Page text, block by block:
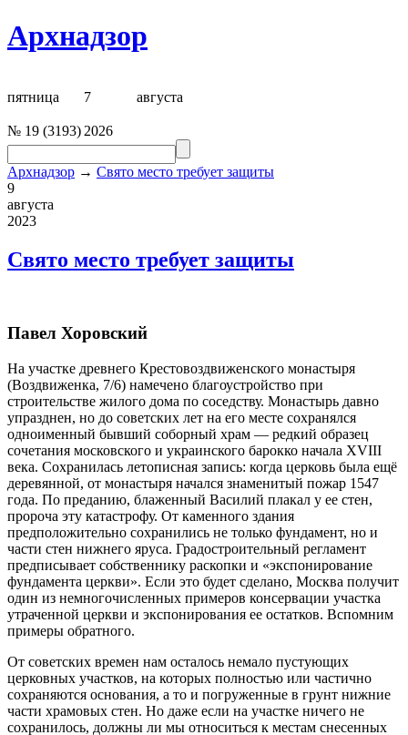
Архнадзор
пятница 7 августа
№ 19 (3193) 2026
Архнадзор → Свято место требует защиты
9
августа
2023
Свято место требует защиты
Павел Хоровский
На участке древнего Крестовоздвиженского монастыря
(Воздвиженка, 7/6) намечено благоустройство при
строительстве жилого дома по соседству. Монастырь давно
упразднен, но до советских лет на его месте сохранялся
одноименный бывший соборный храм — редкий образец
сочетания московского и украинского барокко начала XVIII
века. Сохранилась летописная запись: когда церковь была ещё
деревянной, от монастыря начался знаменитый пожар 1547
года. По преданию, блаженный Василий плакал у ее стен,
пророча эту катастрофу. От каменного здания
предположительно сохранились не только фундамент, но и
части стен нижнего яруса. Градостроительный регламент
предписывает собственнику раскопки и «экспонирование
фундамента церкви». Если это будет сделано, Москва получит
один из немногочисленных примеров консервации участка
утраченной церкви и экспонирования ее остатков. Вспомним
примеры обратного.
От советских времен нам осталось немало пустующих
церковных участков, на которых полностью или частично
сохраняются основания, а то и погруженные в грунт нижние
части храмовых стен. Но даже если на участке ничего не
сохранилось, должны ли мы относиться к местам снесенных